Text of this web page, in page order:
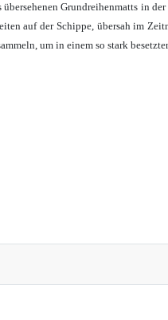
Grundreihenmatts in
auf der Schippe, übersah im
um in einem so stark